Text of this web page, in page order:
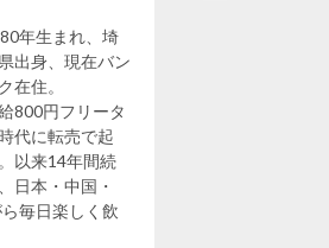
年生まれ、埼
出身、現在バン
在住。
800円フリータ
代に転売で起
以来14年間続
日本・中国・
毎日楽しく飲